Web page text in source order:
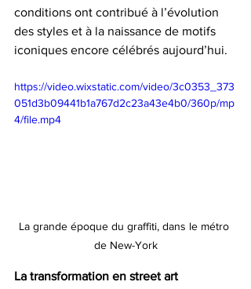
conditions ont contribué à l’évolution
des styles et à la naissance de motifs
iconiques encore célébrés aujourd’hui.
https://video.wixstatic.com/video/3c0353_373
051d3b09441b1a767d2c23a43e4b0/360p/mp
4/file.mp4
La grande époque du graffiti, dans le métro
de New-York
La transformation en street art